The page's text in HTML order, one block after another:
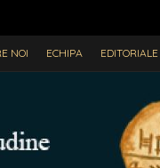
NOI ECHIPA EDITORIALE